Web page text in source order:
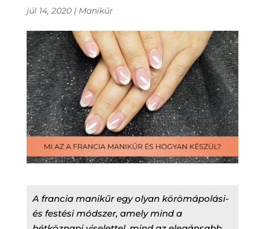
júl 14, 2020| Manikűr
A francia manikűr egy olyan körömápolási-
és festési módszer, amely mind a